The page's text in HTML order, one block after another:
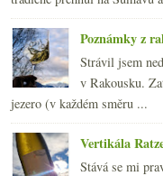
Poznámky z
Strávil jsem
v Rakousku.
jezero (v každém směru ...
Vertikála
Stává se mi